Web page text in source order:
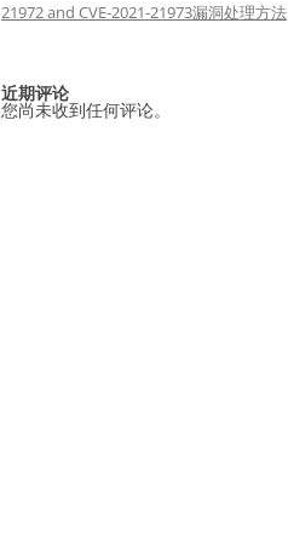
21972 and CVE-2021-21973漏洞处理方法
近期评论
您尚未收到任何评论。